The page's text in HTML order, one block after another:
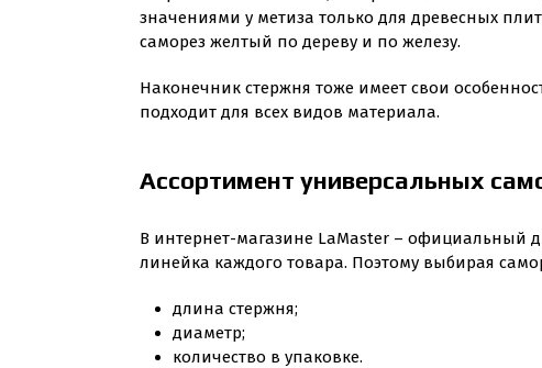
значениями у метиза только для древесных
саморез желтый по дереву и по железу.
Наконечник стержня тоже имеет свои
подходит для всех видов материала.
Ассортимент универсальных
В интернет-магазине LaMaster – официальный
линейка каждого товара. Поэтому выбирая
длина стержня;
диаметр;
количество в упаковке.